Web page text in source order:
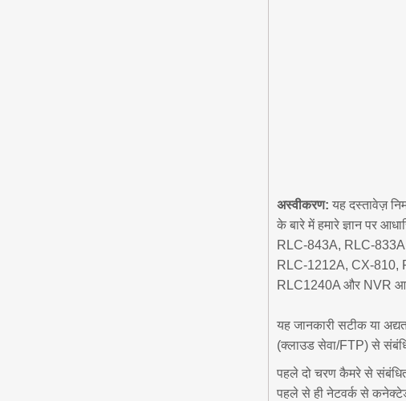
अस्वीकरण: यह दस्तावेज़
के बारे में हमारे ज्ञान पर
RLC-843A, RLC-
RLC-1212A, CX-810,
RLC1240A और NVR
यह जानकारी सटीक या
(क्लाउड सेवा/FTP) से
पहले दो चरण कैमरे से
पहले से ही नेटवर्क से